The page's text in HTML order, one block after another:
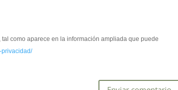
como aparece en la información ampliada que puede
privacidad/